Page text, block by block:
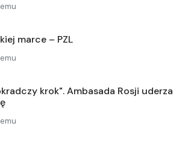
marce – PZL
krok". Ambasada Rosji uderza